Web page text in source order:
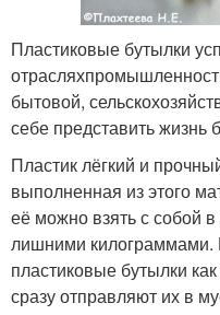
Пластиковые бутылки
бытовой,
себе представить жизнь
Пластик лёгкий и
выполненная из этого
её можно взять с собой
лишними
пластиковые бутылки
сразу отправляют их в